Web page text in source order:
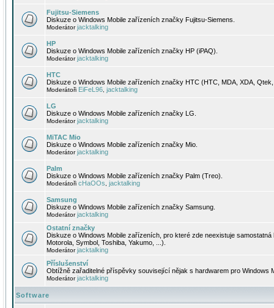
Fujitsu-Siemens
Diskuze o Windows Mobile zařízeních značky Fujitsu-Siemens.
Moderátorjacktalking
HP
Diskuze o Windows Mobile zařízeních značky HP (iPAQ).
Moderátorjacktalking
HTC
Diskuze o Windows Mobile zařízeních značky HTC (HTC, MDA, XDA,
Moderátoři EiFeL96 jacktalking
LG
Diskuze o Windows Mobile zařízeních značky LG.
Moderátorjacktalking
MiTAC Mio
Diskuze o Windows Mobile zařízeních značky Mio.
Moderátorjacktalking
Palm
Diskuze o Windows Mobile zařízeních značky Palm (Treo).
Moderátoři cHaOOs jacktalking
Samsung
Diskuze o Windows Mobile zařízeních značky Samsung.
Moderátorjacktalking
Ostatní značky
Diskuze o Windows Mobile zařízeních, pro které zde neexistuje
Motorola, Symbol, Toshiba, Yakumo, ...).
Moderátorjacktalking
Příslušenství
Obtížně zařaditelné příspěvky související nějak s hardwarem pro Windows
Moderátorjacktalking
Software